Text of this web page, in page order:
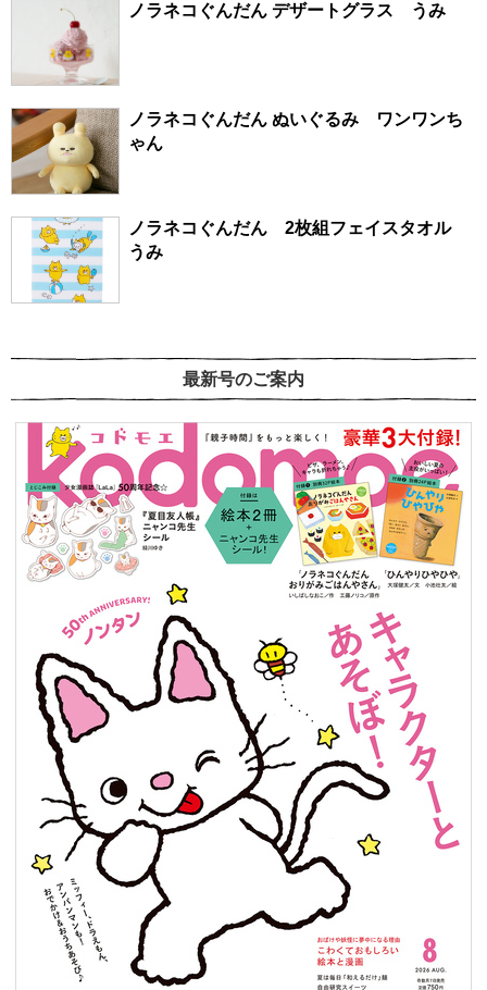
ノラネコぐんだん デザートグラス うみ
ノラネコぐんだん ぬいぐるみ ワンワンち
ゃん
ノラネコぐんだん 2枚組フェイスタオル
うみ
最新号のご案内